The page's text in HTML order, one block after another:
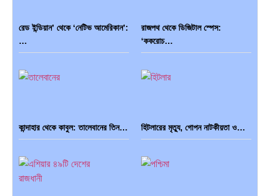
রেড ইন্ডিয়ান’ থেকে ‘নেটিভ আমেরিকান’:
…
রাজপথ থেকে ডিজিটাল স্পেস:
‘ককরোচ…
কান্দাহার থেকে কাবুল: তালেবানের তিন… হিটলারের মৃত্যু, গোপন নাটকীয়তা ও…